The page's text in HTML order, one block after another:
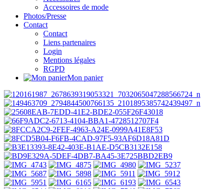
Accessoires de mode
Photos/Presse
Contact
Contact
Liens partenaires
Login
Mentions légales
RGPD
Mon panier